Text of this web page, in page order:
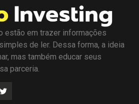
estão em trazer informações
de ler. Dessa forma, a ideia
mas também educar seus
parceria.